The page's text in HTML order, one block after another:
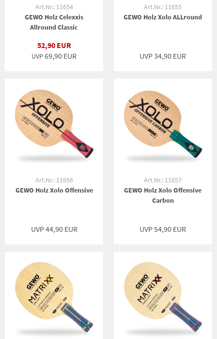
Art.Nr.: 11654
GEWO Holz Celexxis
Allround Classic
52,90 EUR
UVP69,90 EUR
Art.Nr.: 11655
GEWO Holz Xolo ALLround
UVP 34,90 EUR
Art.Nr.: 11656
GEWO Holz Xolo Offensive
UVP 44,90 EUR
Art.Nr.: 11657
GEWO Holz Xolo Offensive
Carbon
UVP 54,90 EUR